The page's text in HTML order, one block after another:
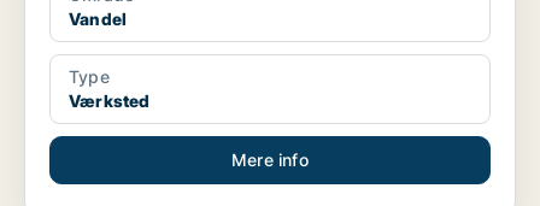
Vandel
Type
Værksted
Mere info